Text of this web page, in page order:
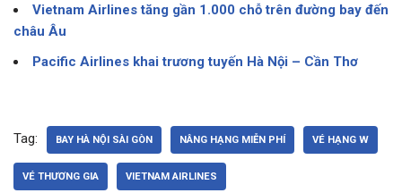
Vietnam Airlines tăng gần 1.000 chỗ trên đường bay đến
châu Âu
Pacific Airlines khai trương tuyến Hà Nội – Cần Thơ
Tag: BAY HÀ NỘI SÀI GÒN NÂNG HẠNG MIỄN PHÍ VÉ HẠNG W
VÉ THƯƠNG GIA VIETNAM AIRLINES